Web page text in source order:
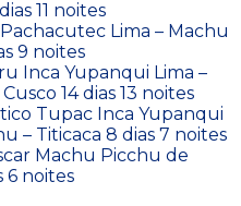
11 noites
Lima – Machu
9 noites
Inca Yupanqui Lima –
Cusco 14 dias 13 noites
Tupac Inca Yupanqui
– Titicaca 8 dias 7 noites
Machu Picchu de
6 noites